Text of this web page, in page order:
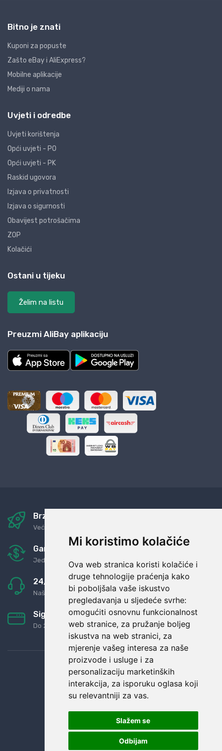
Mi koristimo kolačiće
Ova web stranica koristi kolačiće i
druge tehnologije praćenja kako
bi poboljšala vaše iskustvo
pregledavanja u sljedeće svrhe:
omogućiti osnovnu funkcionalnost
web stranice, za pružanje boljeg
iskustva na web stranici, za
mjerenje vašeg interesa za naše
proizvode i usluge i za
personalizaciju marketinških
interakcija, za isporuku oglasa koji
su relevantniji za vas.
Slažem se
Odbijam
Bitno je znati
Kuponi za popuste
Zašto eBay i AliExpress?
Mobilne aplikacije
Mediji o nama
Uvjeti i odredbe
Uvjeti korištenja
Opći uvjeti - PO
Opći uvjeti - PK
Raskid ugovora
Izjava o privatnosti
Izjava o sigurnosti
Obavijest potrošačima
ZOP
Kolačići
Ostani u tijeku
Želim na listu
Preuzmi AliBay aplikaciju
Brza i sigurna dostava
Već za nekoliko dana kod vas
Garancija u povrat novaca
Jednostavno pravilo: Roba za novac
24/7 odlična podrška
Naši agenti uvijek na raspolaganju
Sigurno obročno plaćanje
Do 24 rata bez kamata